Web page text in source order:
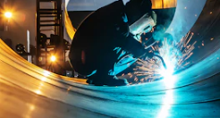
confidentialitéet à la
politique des
Je consens à l'utilisation de mes
informé des nouveautés, des
marketing direct liées aux services
achats précédents
Envoyer la demande